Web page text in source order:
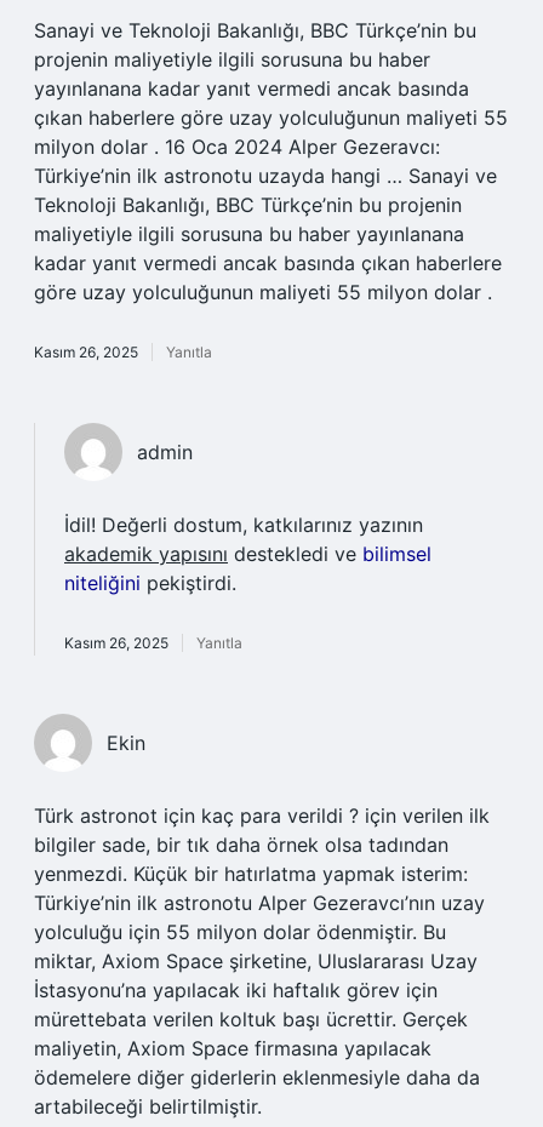
Sanayi ve Teknoloji Bakanlığı, BBC Türkçe’nin bu
projenin maliyetiyle ilgili sorusuna bu haber
yayınlanana kadar yanıt vermedi ancak basında
çıkan haberlere göre uzay yolculuğunun maliyeti 55
milyon dolar . 16 Oca 2024 Alper Gezeravcı:
Türkiye’nin ilk astronotu uzayda hangi … Sanayi ve
Teknoloji Bakanlığı, BBC Türkçe’nin bu projenin
maliyetiyle ilgili sorusuna bu haber yayınlanana
kadar yanıt vermedi ancak basında çıkan haberlere
göre uzay yolculuğunun maliyeti 55 milyon dolar .
Kasım 26, 2025 Yanıtla
admin
İdil! Değerli dostum, katkılarınız yazının
akademik yapısını destekledi ve bilimsel
niteliğini pekiştirdi.
Kasım 26, 2025 Yanıtla
Ekin
Türk astronot için kaç para verildi ? için verilen ilk
bilgiler sade, bir tık daha örnek olsa tadından
yenmezdi. Küçük bir hatırlatma yapmak isterim:
Türkiye’nin ilk astronotu Alper Gezeravcı’nın uzay
yolculuğu için 55 milyon dolar ödenmiştir. Bu
miktar, Axiom Space şirketine, Uluslararası Uzay
İstasyonu’na yapılacak iki haftalık görev için
mürettebata verilen koltuk başı ücrettir. Gerçek
maliyetin, Axiom Space firmasına yapılacak
ödemelere diğer giderlerin eklenmesiyle daha da
artabileceği belirtilmiştir.